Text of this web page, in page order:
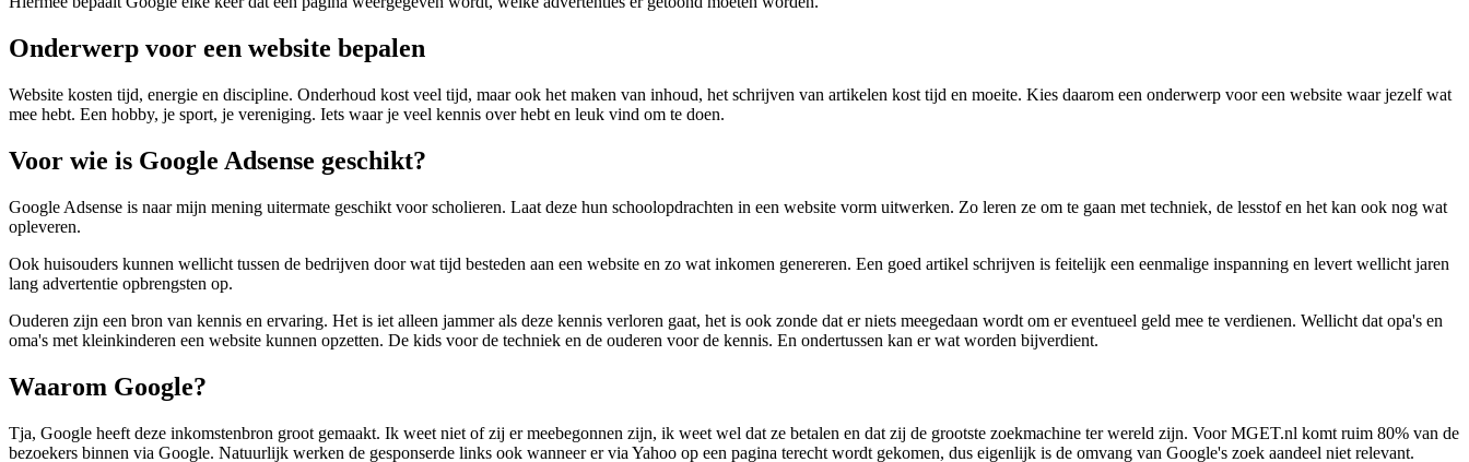
Onderwerp voor een website bepalen
Website kosten tijd, energie en discipline. Onderhoud kost veel tijd, maar ook het maken van inhoud, het schrijven van artikelen kost tijd en moeite. Kies daarom een onderwerp voor een website waar jezelf wat
mee hebt. Een hobby, je sport, je vereniging. Iets waar je veel kennis over hebt en leuk vind om te doen.
Voor wie is Google Adsense geschikt?
Google Adsense is naar mijn mening uitermate geschikt voor scholieren. Laat deze hun schoolopdrachten in een website vorm uitwerken. Zo leren ze om te gaan met techniek, de lesstof en het kan ook nog wat
opleveren.
Ook huisouders kunnen wellicht tussen de bedrijven door wat tijd besteden aan een website en zo wat inkomen genereren. Een goed artikel schrijven is feitelijk een eenmalige inspanning en levert wellicht jaren
lang advertentie opbrengsten op.
Ouderen zijn een bron van kennis en ervaring. Het is iet alleen jammer als deze kennis verloren gaat, het is ook zonde dat er niets meegedaan wordt om er eventueel geld mee te verdienen. Wellicht dat opa's en
oma's met kleinkinderen een website kunnen opzetten. De kids voor de techniek en de ouderen voor de kennis. En ondertussen kan er wat worden bijverdient.
Waarom Google?
Tja, Google heeft deze inkomstenbron groot gemaakt. Ik weet niet of zij er meebegonnen zijn, ik weet wel dat ze betalen en dat zij de grootste zoekmachine ter wereld zijn. Voor MGET.nl komt ruim 80% van de
bezoekers binnen via Google. Natuurlijk werken de gesponserde links ook wanneer er via Yahoo op een pagina terecht wordt gekomen, dus eigenlijk is de omvang van Google's zoek aandeel niet relevant.